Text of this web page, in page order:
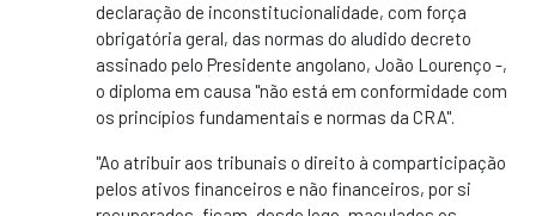
declaração de inconstitucionalidade, com força
obrigatória geral, das normas do aludido decreto
assinado pelo Presidente angolano, João Lourenço -,
o diploma em causa "não está em conformidade com
os princípios fundamentais e normas da CRA".
"Ao atribuir aos tribunais o direito à comparticipação
pelos ativos financeiros e não financeiros, por si